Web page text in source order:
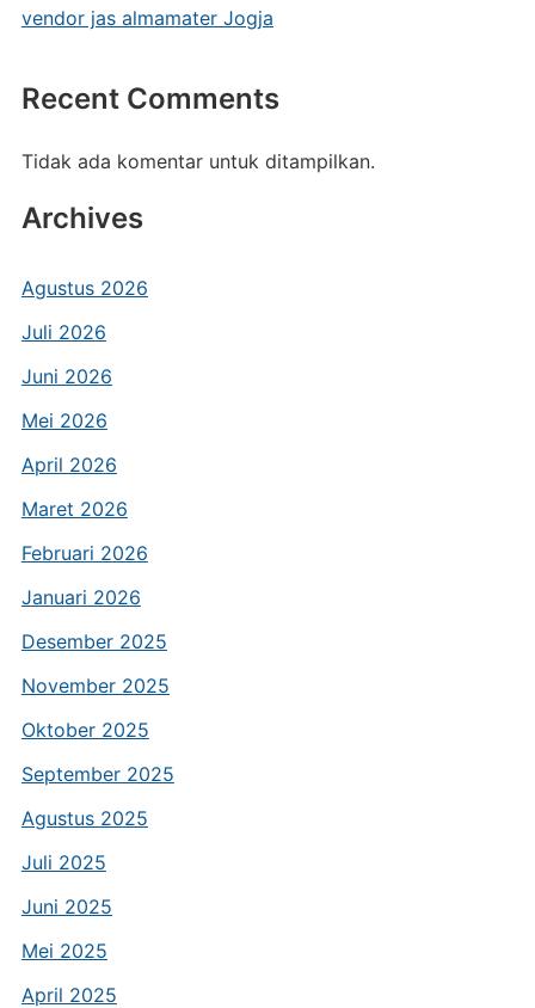
vendor jas almamater Jogja
Recent Comments
Tidak ada komentar untuk ditampilkan.
Archives
Agustus 2026
Juli 2026
Juni 2026
Mei 2026
April 2026
Maret 2026
Februari 2026
Januari 2026
Desember 2025
November 2025
Oktober 2025
September 2025
Agustus 2025
Juli 2025
Juni 2025
Mei 2025
April 2025